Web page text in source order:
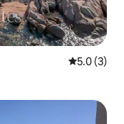
औसत रेटिंग 5
5.0 (3)